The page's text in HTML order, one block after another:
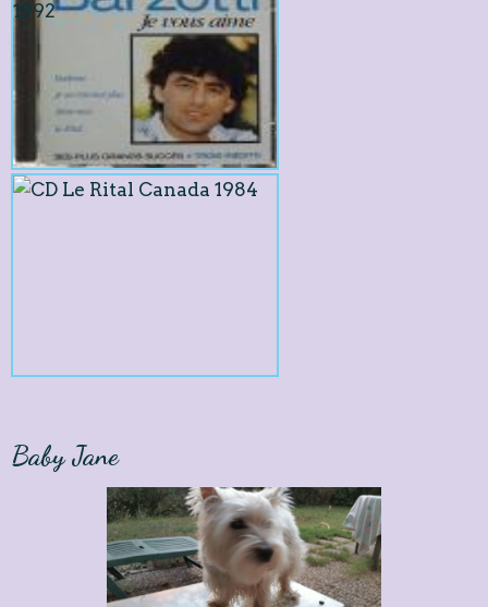
Baby Jane